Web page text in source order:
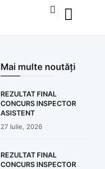
Mai multe noutăți
REZULTAT FINAL
CONCURS INSPECTOR
ASISTENT
27 Iulie, 2026
REZULTAT FINAL
CONCURS INSPECTOR